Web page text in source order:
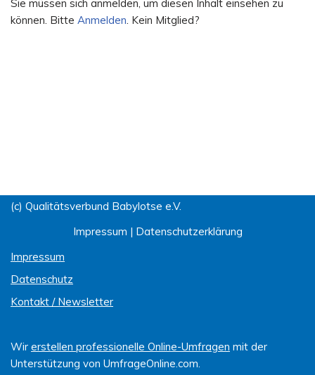
Sie müssen sich anmelden, um diesen Inhalt einsehen zu
können. Bitte Anmelden. Kein Mitglied?
(c) Qualitätsverbund Babylotse e.V.
Impressum | Datenschutzerklärung
Impressum
Datenschutz
Kontakt / Newsletter
Wir erstellen professionelle Online-Umfragen mit der
Unterstützung von UmfrageOnline.com.